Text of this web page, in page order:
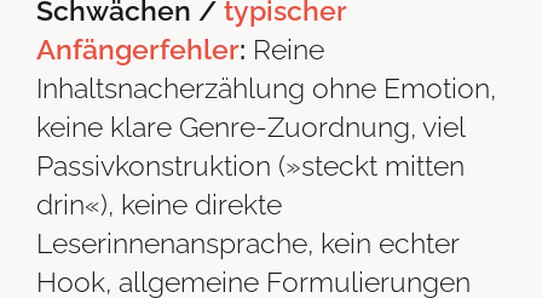
Schwächen / typischer
Anfängerfehler: Reine
Inhaltsnacherzählung ohne Emotion,
keine klare Genre-Zuordnung, viel
Passivkonstruktion (»steckt mitten
drin«), keine direkte
Leserinnenansprache, kein echter
Hook, allgemeine Formulierungen